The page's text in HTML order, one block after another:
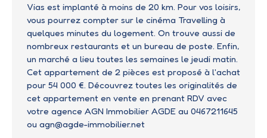
Vias est implanté à moins de 20 km. Pour vos loisirs,
vous pourrez compter sur le cinéma Travelling à
quelques minutes du logement. On trouve aussi de
nombreux restaurants et un bureau de poste. Enfin,
un marché a lieu toutes les semaines le jeudi matin.
Cet appartement de 2 pièces est proposé à l'achat
pour 54 000 €. Découvrez toutes les originalités de
cet appartement en vente en prenant RDV avec
votre agence AGN Immobilier AGDE au 0467211645
ou agn@agde-immobilier.net